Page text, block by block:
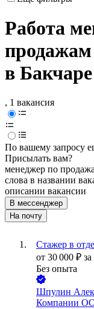
Работа
продажам
в Бакчаре
, 1 вакансия
По вашему запросу
Присылать вам?
менеджер по
слова в названии
описании вакансии
В мессенджер
На почту
Стажер в
от 30 000 ₽
Без опыта
Шпулин
Компании